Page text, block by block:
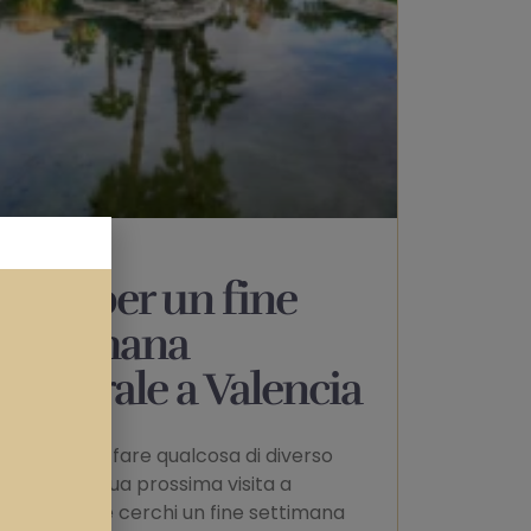
Idee per un fine
settimana
culturale a Valencia
Hai voglia di fare qualcosa di diverso
durante la tua prossima visita a
Valencia?Se cerchi un fine settimana